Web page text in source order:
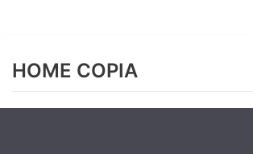
al
HOME COPIA